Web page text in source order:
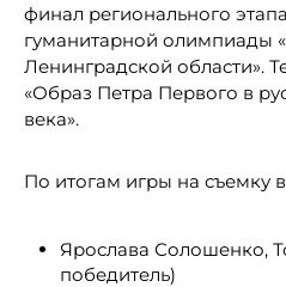
финал регионального
гуманитарной олимпиады
Ленинградской области».
«Образ Петра Первого в
века».
По итогам игры на съемку
Ярослава Солошенко,
победитель)